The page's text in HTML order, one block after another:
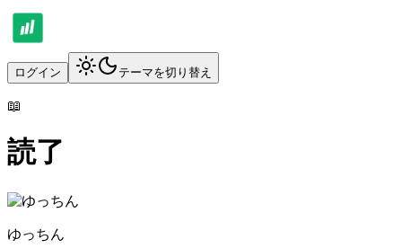
ログイン テーマを切り替え
📖
読了
ゆっちん